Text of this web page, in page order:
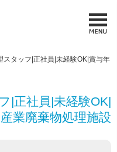
スタッフ|正社員|未経験OK|賞与年
|正社員|未経験OK|
業廃棄物処理施設